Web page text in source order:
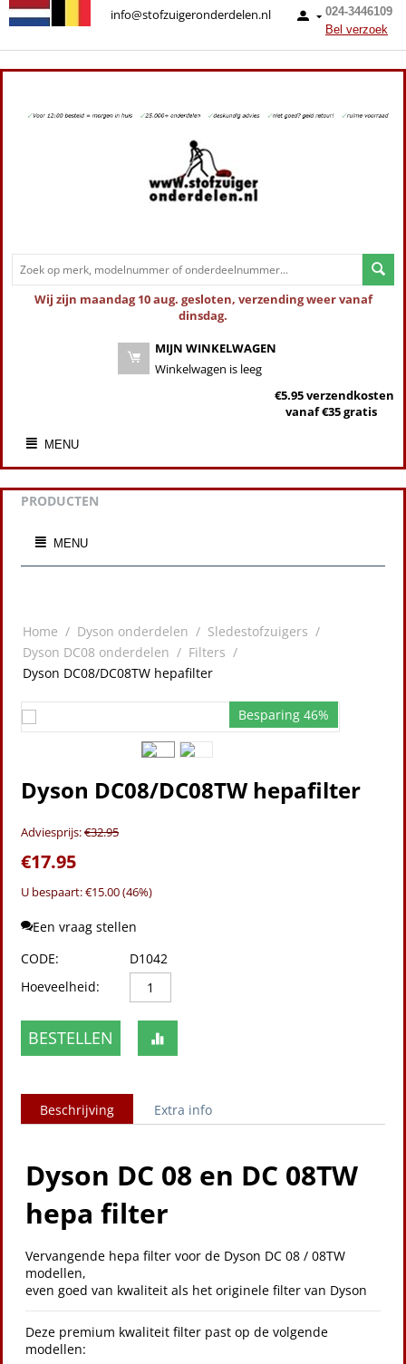
024-3446109
Bel verzoek
info@stofzuigeronderdelen.nl
Wij zijn maandag 10 aug. gesloten, verzending weer vanaf
dinsdag.
MIJN WINKELWAGEN
Winkelwagen is leeg
€5.95 verzendkosten
vanaf €35 gratis
MENU
PRODUCTEN
MENU
Home / Dyson onderdelen / Sledestofzuigers /
Dyson DC08 onderdelen / Filters /
Dyson DC08/DC08TW hepafilter
Besparing 46%
Dyson DC08/DC08TW hepafilter
Adviesprijs:€32.95
€17.95
U bespaart: €15.00(46%)
Een vraag stellen
CODE:
D1042
Hoeveelheid:
BESTELLEN
Beschrijving Extra info
Dyson DC 08 en DC 08TW
hepa filter
Vervangende hepa filter voor de Dyson DC 08 / 08TW
modellen,
even goed van kwaliteit als het originele filter van Dyson
Deze premium kwaliteit filter past op de volgende
modellen: